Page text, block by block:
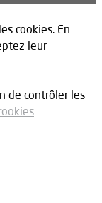
cookies. En
leur
de contrôler les